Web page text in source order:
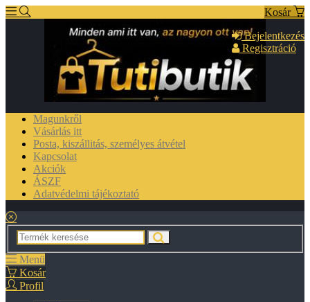
Kosár
Bejelentkezés
Regisztráció
Magunkről
Vásárlás itt
Posta, kiszállitás, személyes átvétel
Kapcsolat
Akciók
ÁSZF
Adatvédelmi tájékoztató
Menü
Kosár
Profil